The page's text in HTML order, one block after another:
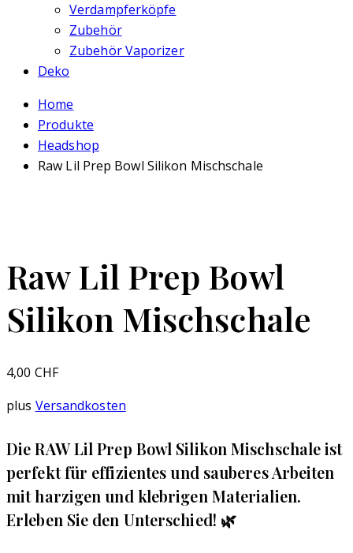
Verdampferköpfe
Zubehör
Zubehör Vaporizer
Deko
Home
Produkte
Headshop
Raw Lil Prep Bowl Silikon Mischschale
Raw Lil Prep Bowl
Silikon Mischschale
4,00 CHF
plus Versandkosten
Die RAW Lil Prep Bowl Silikon Mischschale ist
perfekt für effizientes und sauberes Arbeiten
mit harzigen und klebrigen Materialien.
Erleben Sie den Unterschied! 🌿